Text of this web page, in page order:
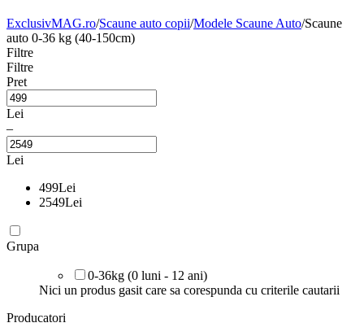
ExclusivMAG.ro/Scaune auto copii/Modele Scaune Auto/Scaune
auto 0-36 kg (40-150cm)
Filtre
Filtre
Pret
Lei
–
Lei
499Lei
2549Lei
Grupa
0-36kg (0 luni - 12 ani)
Nici un produs gasit care sa corespunda cu criterile cautarii
Producatori